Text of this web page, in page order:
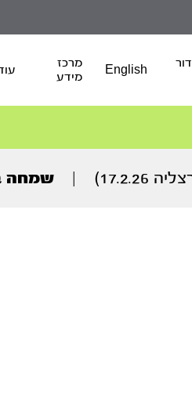
English
מרכז
מידע
שמחה